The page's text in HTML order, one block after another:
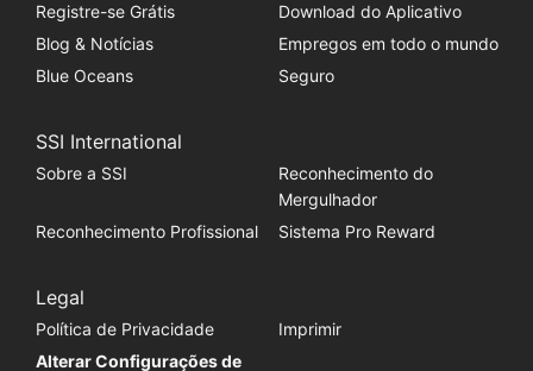
Registre-se Grátis
Download do Aplicativo
Blog & Notícias
Empregos em todo o mundo
Blue Oceans
Seguro
SSI International
Sobre a SSI
Reconhecimento do
Mergulhador
Reconhecimento Profissional
Sistema Pro Reward
Legal
Política de Privacidade
Imprimir
Alterar Configurações de